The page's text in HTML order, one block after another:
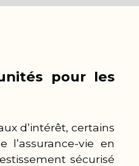
pour les
d’intérêt, certains
l’assurance-vie en
sécurisé